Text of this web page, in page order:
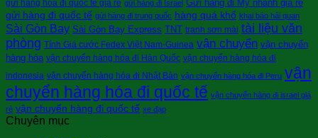
gửi hàng hóa đi quốc tế giá rẻ gửi hàng đi Israel Gửi hàng đi Mỹ nhanh giá rẻ
gửi hàng đi quốc tế gửi hàng đi trung quốc hàng quá khổ khai báo hải quan
Sài Gòn Bay Sài Gòn Bay Express TNT tranh sơn mài tài liệu văn
phòng Tính Giá cước Fedex Việt Nam-Guinea vận chuyển vận chuyển
hàng hóa vận chuyển hàng hóa đi Hàn Quốc vận chuyển hàng hóa đi
indonesia vận chuyển hàng hóa đi Nhật Bản vận chuyển hàng hóa đi Peru vận
chuyển hàng hóa đi quốc tế vận chuyển hàng đi israel giá
rẻ vận chuyển hàng đi quốc tế xe đạp
Chuyên mục